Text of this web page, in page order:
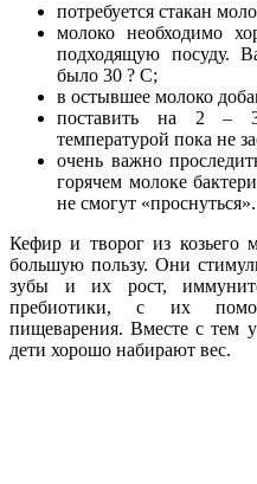
потребуется стакан
молоко необходимо
подходящую посуду.
было 30 ? С;
в остывшее молоко
поставить на 2 –
температурой пока не
очень важно
горячем молоке
не смогут «проснуться».
Кефир и творог из козьего
большую пользу. Они
зубы и их рост,
пребиотики, с их
пищеварения. Вместе с тем
дети хорошо набирают вес.